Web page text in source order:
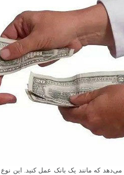
که مانند یک بانک عمل کنید. این